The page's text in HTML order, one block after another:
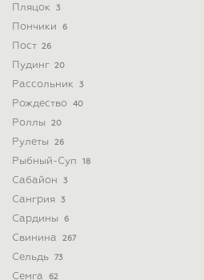
Пляцок 3
Пончики 6
Пост 26
Пудинг 20
Рассольник 3
Рождество 40
Роллы 20
Рулеты 26
Рыбный-Суп 18
Сабайон 3
Сангрия 3
Сардины 6
Свинина 267
Сельдь 73
Семга 62